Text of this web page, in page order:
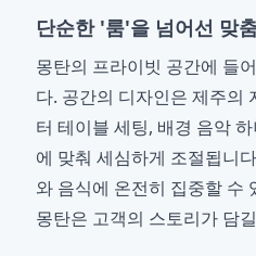
단순한 '룸'을 넘어선 맞
몽탄의 프라이빗 공간에 들
다. 공간의 디자인은 제주의
터 테이블 세팅, 배경 음악
에 맞춰 세심하게 조절됩니
와 음식에 온전히 집중할 수
몽탄은 고객의 스토리가 담